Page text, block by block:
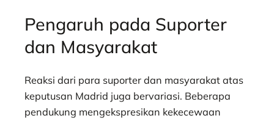
Pengaruh pada Suporter
dan Masyarakat
Reaksi dari para suporter dan masyarakat atas
keputusan Madrid juga bervariasi. Beberapa
pendukung mengekspresikan kekecewaan